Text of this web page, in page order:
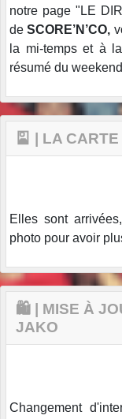
notre page "LE
deSCORE’N’CO,
la mi-temps et à
résumé du
🎴 | LA
Elles sont
photo pour avoir
🛍️ | MISE À
JAKO
Changement